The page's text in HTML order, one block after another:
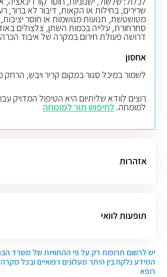
שרירים, בחילות או הקאות, דיבור לא ברור,
מטושטשת, תנועות מגושמות או חוסר
סחרחורת, עלייה בכמות השתן, צלצולים
דרושה פעולת חירום במקרה של איבוד הכרה
אחסון
לשמור במיכל סגור במקום קריר ויבש, הרחק
רוצים לוודא שליתיום היא הטיפול המדויק
למומחה.לחיפוש תור למומחה
אזהרות
תופעות לוואי
יש לרשום תרופות רק על פי ההתוויות של משרד
המידע נלקח בין היתר מעלונים רפואיים ובכל
רופא